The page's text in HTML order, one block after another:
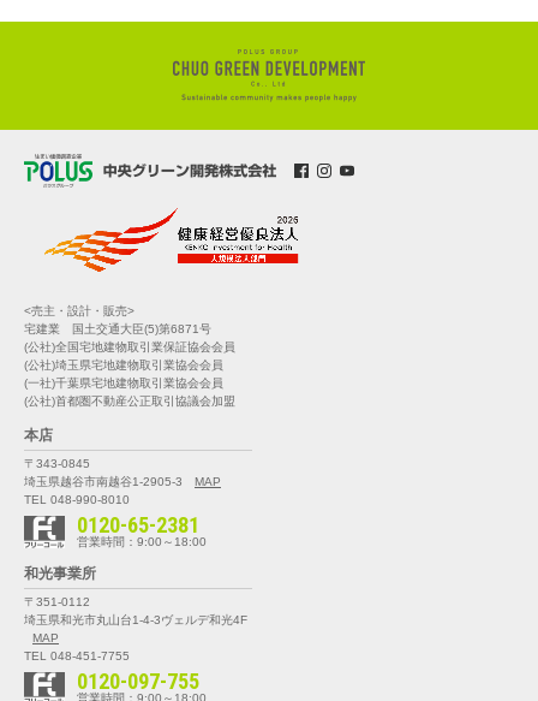
<売主・設計・販売>
宅建業 国土交通大臣(5)第6871号
(公社)全国宅地建物取引業保証協会会員
(公社)埼玉県宅地建物取引業協会会員
(一社)千葉県宅地建物取引業協会会員
(公社)首都圏不動産公正取引協議会加盟
本店
〒343-0845
埼玉県越谷市南越谷1-2905-3
MAP
TEL 048-990-8010
0120-65-2381
営業時間：9:00～18:00
和光事業所
〒351-0112
埼玉県和光市丸山台1-4-3ヴェルデ和光4F
MAP
TEL 048-451-7755
0120-097-755
営業時間：9:00～18:00